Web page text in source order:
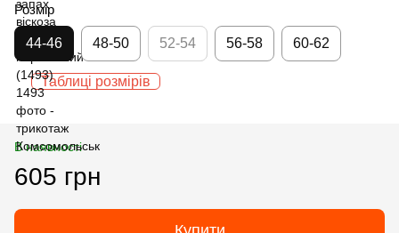
Розмір
44-46 48-50 52-54 56-58 60-62
Таблиці розмірів
В наявності
605 грн